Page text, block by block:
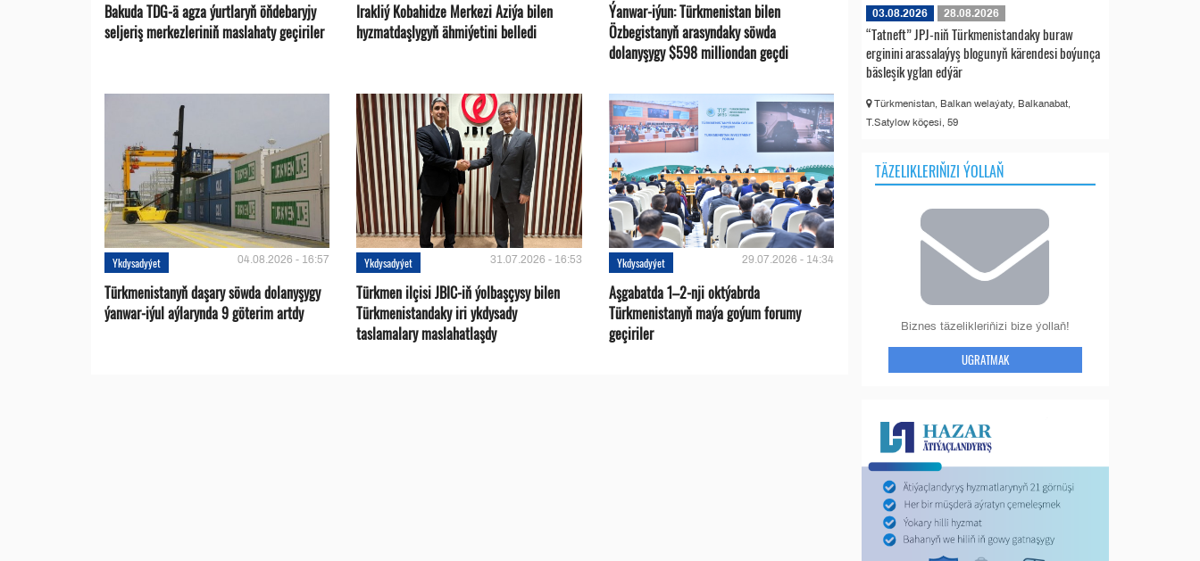
Bakuda TDG-ä agza ýurtlaryň öňdebaryjy
seljeriş merkezleriniň maslahaty geçiriler
Irakliý Kobahidze Merkezi Aziýa bilen
hyzmatdaşlygyň ähmiýetini belledi
Ýanwar-iýun: Türkmenistan bilen
Özbegistanyň arasyndaky söwda
dolanyşygy $598 milliondan geçdi
Ykdysadyýet 04.08.2026 - 16:57
Türkmenistanyň daşary söwda dolanyşygy
ýanwar-iýul aýlarynda 9 göterim artdy
Ykdysadyýet 31.07.2026 - 16:53
Türkmen ilçisi JBIC-iň ýolbaşçysy bilen
Türkmenistandaky iri ykdysady
taslamalary maslahatlaşdy
Ykdysadyýet 29.07.2026 - 14:34
Aşgabatda 1–2-nji oktýabrda
Türkmenistanyň maýa goýum forumy
geçiriler
03.08.2026 28.08.2026
“Tatneft” JPJ-niň Türkmenistandaky buraw
erginini arassalaýyş blogunyň kärendesi boýunça
bäsleşik yglan edýär
Türkmenistan, Balkan welaýaty, Balkanabat,
T.Satylow köçesi, 59
TÄZELIKLERIŇIZI ÝOLLAŇ
Biznes täzelikleriňizi bize ýollaň!
UGRATMAK